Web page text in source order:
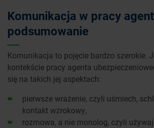
Komunikacja w pracy
podsumowanie
Komunikacja to pojęcie bardzo szerokie.
kontekście pracy agenta
się na takich jej aspektach:
pierwsze wrażenie, czyli uśmiech,
kontakt wzrokowy,
rozmowa, a nie monolog, czyli